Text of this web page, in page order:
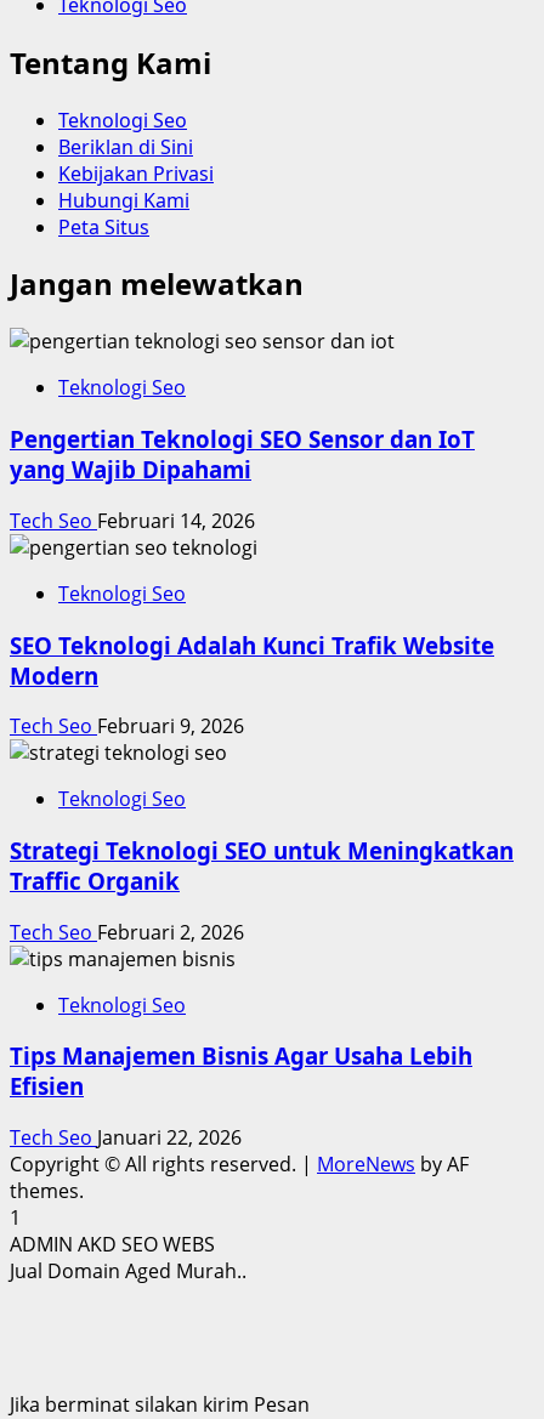
Tentang Kami
Teknologi Seo
Beriklan di Sini
Kebijakan Privasi
Hubungi Kami
Peta Situs
Jangan melewatkan
Teknologi Seo
Pengertian Teknologi SEO Sensor dan IoT
yang Wajib Dipahami
Tech Seo Februari 14, 2026
Teknologi Seo
SEO Teknologi Adalah Kunci Trafik Website
Modern
Tech Seo Februari 9, 2026
Teknologi Seo
Strategi Teknologi SEO untuk Meningkatkan
Traffic Organik
Tech Seo Februari 2, 2026
Teknologi Seo
Tips Manajemen Bisnis Agar Usaha Lebih
Efisien
Tech Seo Januari 22, 2026
Copyright © All rights reserved. | MoreNews by AF
themes.
1
ADMIN AKD SEO WEBS
Jual Domain Aged Murah..
Jika berminat silakan kirim Pesan